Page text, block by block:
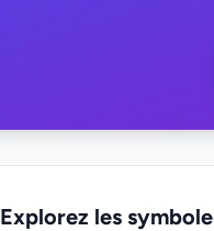
Explorez les